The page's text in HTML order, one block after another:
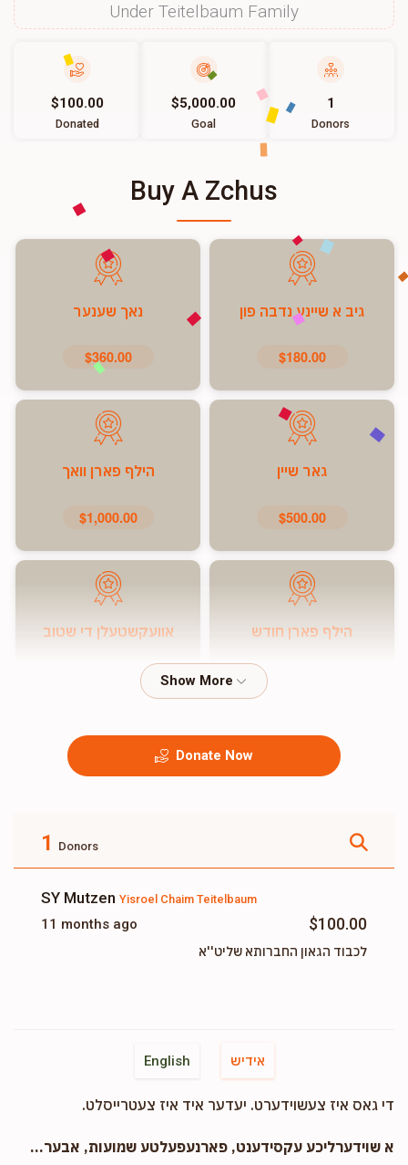
Under Teitelbaum Family
$100.00
Donated
$5,000.00
Goal
1
Donors
Buy A Zchus
גיב א שיינע נדבה פון
$180.00
נאך שענער
$360.00
גאר שיין
$500.00
הילף פארן וואך
$1,000.00
הילף פארן חודש אוועקשטעלן די שטוב
Donate Now
1 Donors
SY Mutzen Yisroel Chaim Teitelbaum
11 months ago $100.00
לכבוד הגאון החברותא שליט''א
English אידיש
די גאס איז צעשוידערט. יעדער איד איז צעטרייסלט.
א שוידערליכע עקסידענט, פארנעפעלטע שמועות, אבער...